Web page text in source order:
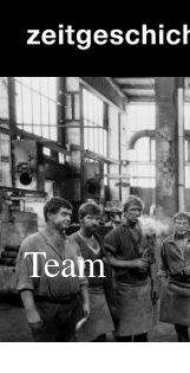
Direkt zum Inhalt
Team